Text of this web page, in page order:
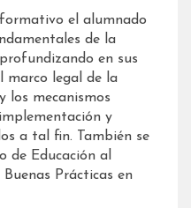
el alumnado
de la
en sus
marco legal de la
los mecanismos
y
a tal fin. También se
de Educación al
Prácticas en